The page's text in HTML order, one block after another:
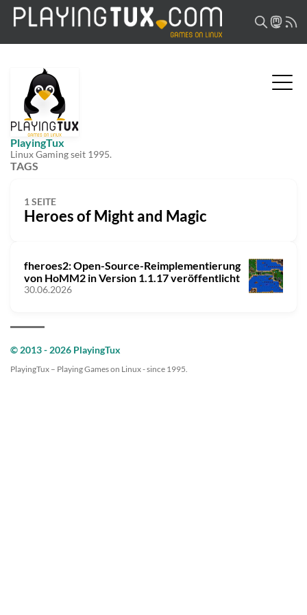
PlayingTux
Linux Gaming seit 1995.
TAGS
1 SEITE
Heroes of Might and Magic
fheroes2: Open-Source-Reimplementierung
von HoMM2 in Version 1.1.17 veröffentlicht
30.06.2026
© 2013 - 2026 PlayingTux
PlayingTux – Playing Games on Linux - since 1995.